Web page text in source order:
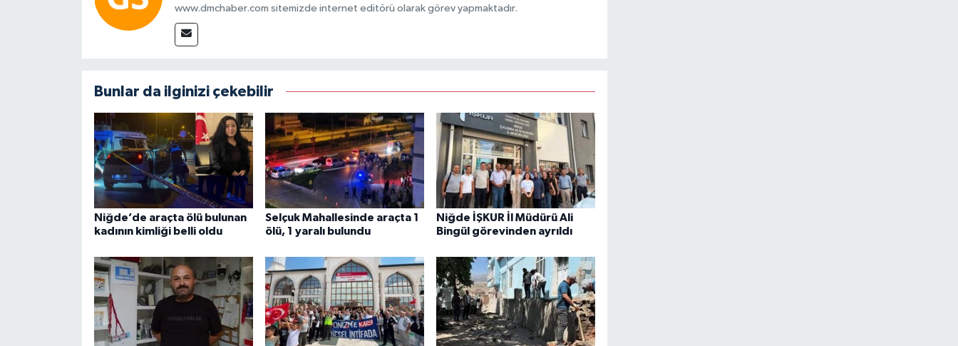
www.dmchaber.com sitemizde internet editörü olarak görev yapmaktadır.
Bunlar da ilginizi çekebilir
Niğde’de araçta ölü bulunan
kadının kimliği belli oldu
Selçuk Mahallesinde araçta 1
ölü, 1 yaralı bulundu
Niğde İŞKUR İl Müdürü Ali
Bingül görevinden ayrıldı